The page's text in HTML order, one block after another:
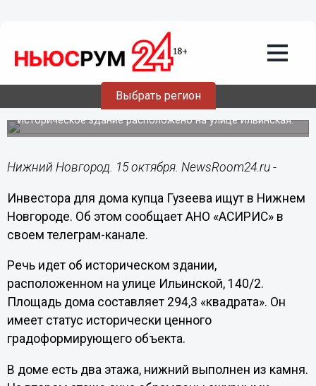
Выбрать регион
Дом купца Гузеева в Нижнем
Новгороде продадут инвестору на
Историческое здание расположено на улице Ильинская.
Нижний Новгород. 15 октября. NewsRoom24.ru -
Инвестора для дома купца Гузеева ищут в Нижнем
Новгороде. Об этом сообщает АНО «АСИРИС» в
своем телеграм-канале.
Речь идет об историческом здании,
расположенном на улице Ильинской, 140/2.
Площадь дома составляет 294,3 «квадрата». Он
имеет статус исторически ценного
градоформирующего объекта.
В доме есть два этажа, нижний выполнен из камня.